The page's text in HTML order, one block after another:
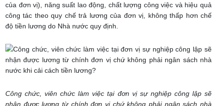
của đơn vị), năng suất lao động, chất lượng công việc và hiệu quả
công tác theo quy chế trả lương của đơn vị, không thấp hơn chế
độ tiền lương do Nhà nước quy định.
Công chức, viên chức làm việc tại đơn vị sự nghiệp công lập sẽ
nhận được lương từ chính đơn vị chứ không phải ngân sách nhà